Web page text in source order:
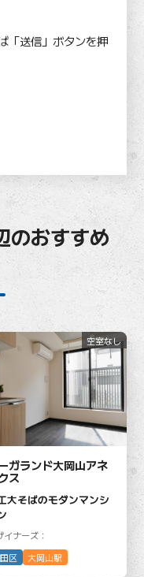
「送信」ボタンを押
のおすすめ
ガランド大岡山アネ
ス
大そばのモダンマンシ
イナーズ：
区
大岡山駅
空室なし